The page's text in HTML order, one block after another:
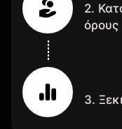
2.
όρους
3.